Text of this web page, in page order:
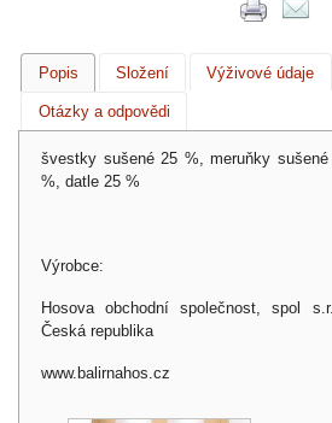
Popis Složení Výživové údaje
Otázky a odpovědi
švestky sušené 25 %, meruňky
%, datle 25 %
Výrobce:
Hosova obchodní společnost, spol
Česká republika
www.balirnahos.cz